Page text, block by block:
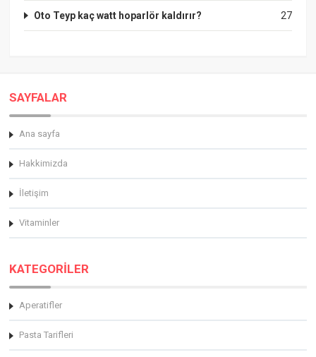
27
Oto Teyp kaç watt hoparlör kaldırır?
SAYFALAR
Ana sayfa
Hakkimizda
İletişim
Vitaminler
KATEGORİLER
Aperatifler
Pasta Tarifleri